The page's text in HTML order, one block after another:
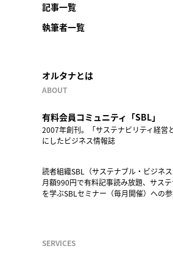
記事一覧
執筆者一覧
オルタナとは
ABOUT
有料会員コミュニティ「SBL」
2007年創刊。「サステナビリティ経営
にしたビジネス情報誌
読者組織SBL（サステナブル・ビジネス
月額990円で有料記事読み放題、サス
を学ぶSBLセミナー（毎月開催）への
SERVICES